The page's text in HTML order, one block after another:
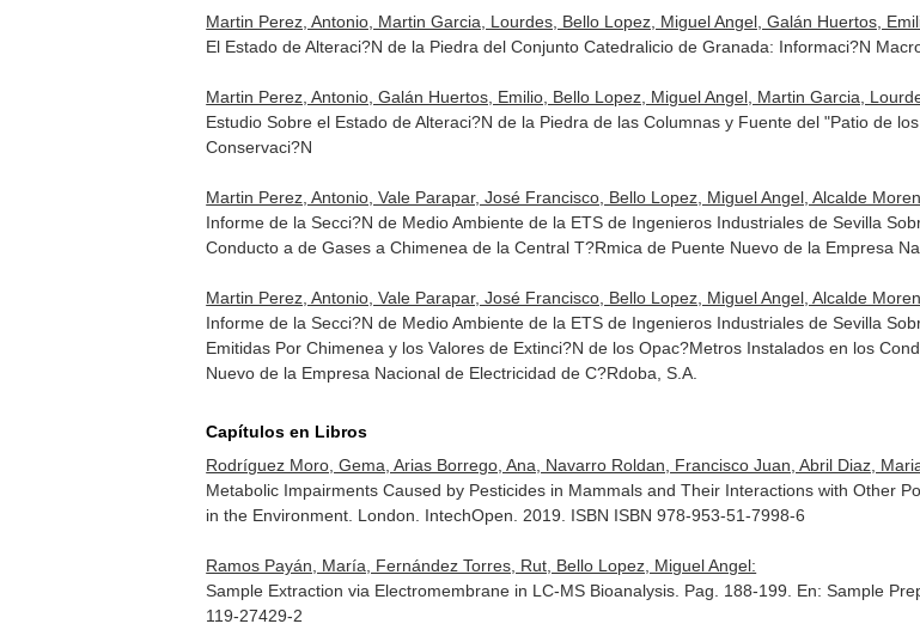
Martin Perez, Antonio, Martin Garcia, Lourdes, Bello Lopez, Miguel Angel, Galán Huertos,
El Estado de Alteraci?N de la Piedra del Conjunto Catedralicio de Granada: Informaci?N
Martin Perez, Antonio, Galán Huertos, Emilio, Bello Lopez, Miguel Angel, Martin Garcia,
Estudio Sobre el Estado de Alteraci?N de la Piedra de las Columnas y Fuente del "Patio de
Conservaci?N
Martin Perez, Antonio, Vale Parapar, José Francisco, Bello Lopez, Miguel Angel, Alcalde
Informe de la Secci?N de Medio Ambiente de la ETS de Ingenieros Industriales de Sevilla
Conducto a de Gases a Chimenea de la Central T?Rmica de Puente Nuevo de la Empresa
Martin Perez, Antonio, Vale Parapar, José Francisco, Bello Lopez, Miguel Angel, Alcalde
Informe de la Secci?N de Medio Ambiente de la ETS de Ingenieros Industriales de Sevilla
Emitidas Por Chimenea y los Valores de Extinci?N de los Opac?Metros Instalados en los
Nuevo de la Empresa Nacional de Electricidad de C?Rdoba, S.A.
Capítulos en Libros
Rodríguez Moro, Gema, Arias Borrego, Ana, Navarro Roldan, Francisco Juan, Abril Diaz,
Metabolic Impairments Caused by Pesticides in Mammals and Their Interactions with Other
in the Environment . London. IntechOpen. 2019. ISBN ISBN 978-953-51-7998-6
Ramos Payán, María, Fernández Torres, Rut, Bello Lopez, Miguel Angel:
Sample Extraction via Electromembrane in LC-MS Bioanalysis. Pag. 188-199. En: Sample
119-27429-2